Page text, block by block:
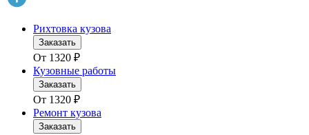
Рихтовка кузова
Заказать
От 1320 ₽
Кузовные работы
Заказать
От 1320 ₽
Ремонт кузова
Заказать